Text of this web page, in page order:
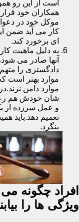
است از این رو
همکاران خود
موکل خود در
کار می آید ضمن
ای برخورد کند.
به دلیل ماهیت
آنها صادر می
دادگستری را
موارد بهتر است
موارد دامن
شان خودش هم
و عمل سرزده از
تعمیم دهد.باید
بنگرد.
افراد چگونه
ویژگی ها را